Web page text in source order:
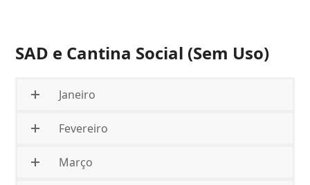
SAD e Cantina Social (Sem Uso)
Janeiro
Fevereiro
Março